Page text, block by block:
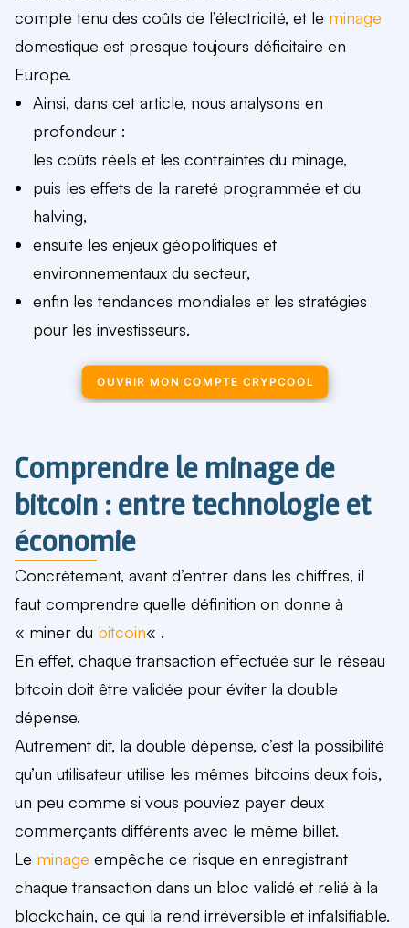
compte tenu des coûts de l’électricité, et le minage
domestique est presque toujours déficitaire en
Europe.
Ainsi, dans cet article, nous analysons en
profondeur :
les coûts réels et les contraintes du minage,
puis les effets de la rareté programmée et du
halving,
ensuite les enjeux géopolitiques et
environnementaux du secteur,
enfin les tendances mondiales et les stratégies
pour les investisseurs.
OUVRIR MON COMPTE CRYPCOOL
Comprendre le minage de
bitcoin : entre technologie et
économie
Concrètement, avant d’entrer dans les chiffres, il
faut comprendre quelle définition on donne à
« miner du bitcoin« .
En effet, chaque transaction effectuée sur le réseau
bitcoin doit être validée pour éviter la double
dépense.
Autrement dit, la double dépense, c’est la possibilité
qu’un utilisateur utilise les mêmes bitcoins deux fois,
un peu comme si vous pouviez payer deux
commerçants différents avec le même billet.
Le minage empêche ce risque en enregistrant
chaque transaction dans un bloc validé et relié à la
blockchain, ce qui la rend irréversible et infalsifiable.